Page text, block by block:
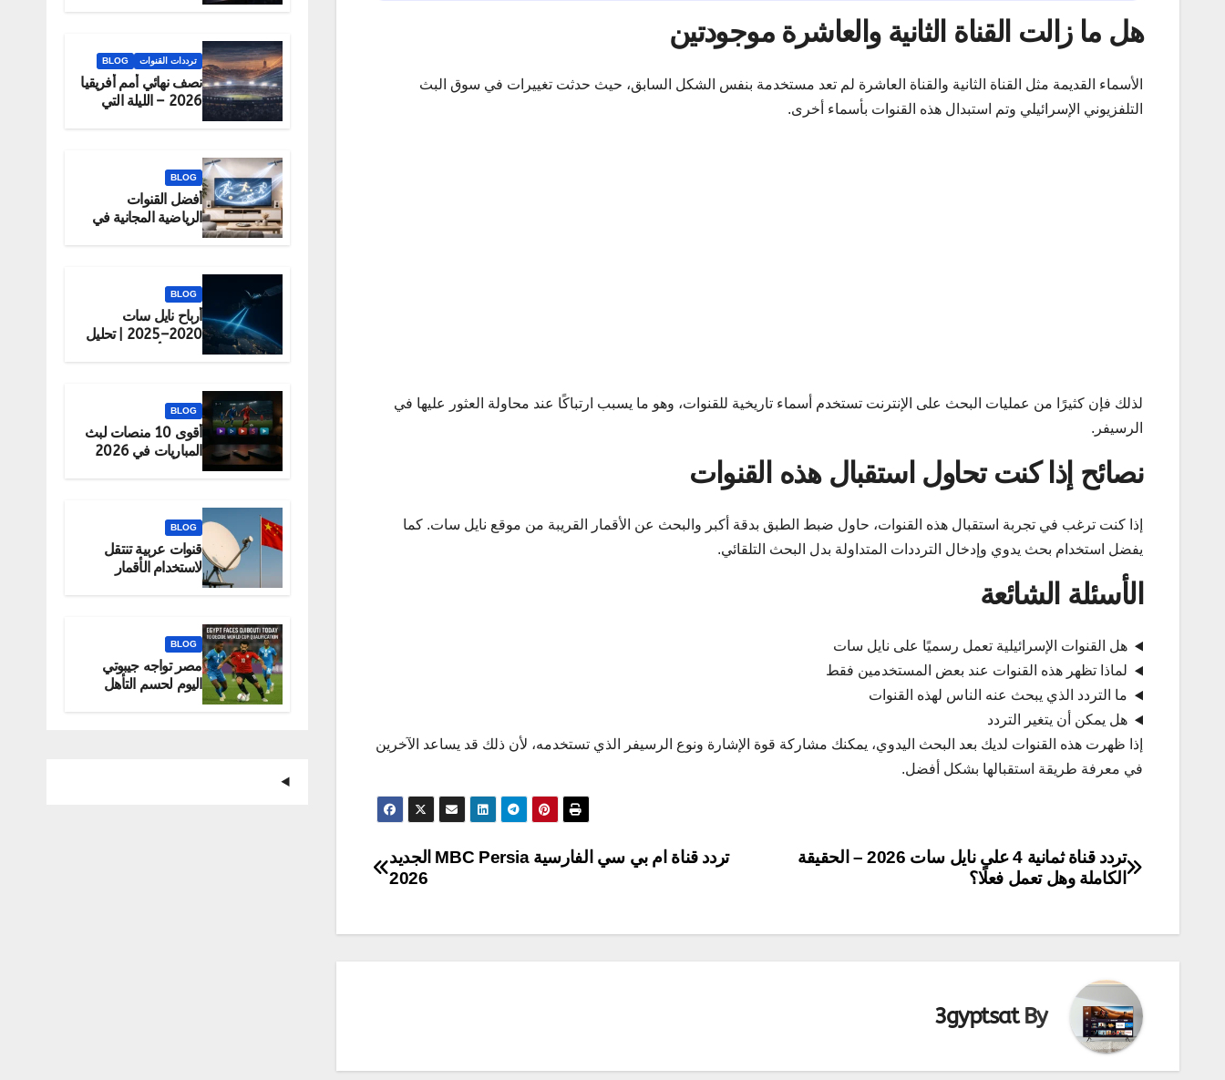
هل ما زالت القناة الثانية والعاشرة موجودتين
الأسماء القديمة مثل القناة الثانية والقناة العاشرة لم تعد مستخدمة بنفس الشكل السابق، حيث حدثت تغييرات في سوق البث
التلفزيوني الإسرائيلي وتم استبدال هذه القنوات بأسماء أخرى.
لذلك فإن كثيرًا من عمليات البحث على الإنترنت تستخدم أسماء تاريخية للقنوات، وهو ما يسبب ارتباكًا عند محاولة العثور عليها في
الرسيفر.
نصائح إذا كنت تحاول استقبال هذه القنوات
إذا كنت ترغب في تجربة استقبال هذه القنوات، حاول ضبط الطبق بدقة أكبر والبحث عن الأقمار القريبة من موقع نايل سات. كما
يفضل استخدام بحث يدوي وإدخال الترددات المتداولة بدل البحث التلقائي.
الأسئلة الشائعة
هل القنوات الإسرائيلية تعمل رسميًا على نايل سات
لماذا تظهر هذه القنوات عند بعض المستخدمين فقط
ما التردد الذي يبحث عنه الناس لهذه القنوات
هل يمكن أن يتغير التردد
إذا ظهرت هذه القنوات لديك بعد البحث اليدوي، يمكنك مشاركة قوة الإشارة ونوع الرسيفر الذي تستخدمه، لأن ذلك قد يساعد الآخرين
في معرفة طريقة استقبالها بشكل أفضل.
تصفّح
تردد قناة ام بي سي الفارسية MBC Persia الجديد
2026
تردد قناة ثمانية 4 على نايل سات 2026 – الحقيقة
الكاملة وهل تعمل فعلًا؟
By
3gyptsat
ترددات القنوات BLOG
نصف نهائي أمم أفريقيا
2026 – الليلة التي
BLOG
أفضل القنوات
الرياضية المجانية في
BLOG
أرباح نايل سات
2020–2025 | تحليل
BLOG
أقوى 10 منصات لبث
المباريات في 2026
BLOG
قنوات عربية تنتقل
لاستخدام الأقمار
BLOG
مصر تواجه جيبوتي
اليوم لحسم التأهل